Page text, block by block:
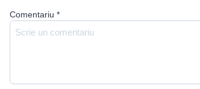
Comentariu *